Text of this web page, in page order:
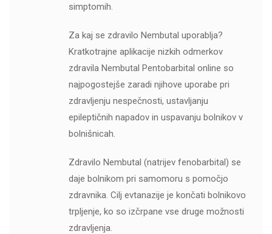
simptomih.
Za kaj se zdravilo Nembutal uporablja?
Kratkotrajne aplikacije nizkih odmerkov
zdravila Nembutal Pentobarbital online so
najpogostejše zaradi njihove uporabe pri
zdravljenju nespečnosti, ustavljanju
epileptičnih napadov in uspavanju bolnikov v
bolnišnicah.
Zdravilo Nembutal (natrijev fenobarbital) se
daje bolnikom pri samomoru s pomočjo
zdravnika. Cilj evtanazije je končati bolnikovo
trpljenje, ko so izčrpane vse druge možnosti
zdravljenja.